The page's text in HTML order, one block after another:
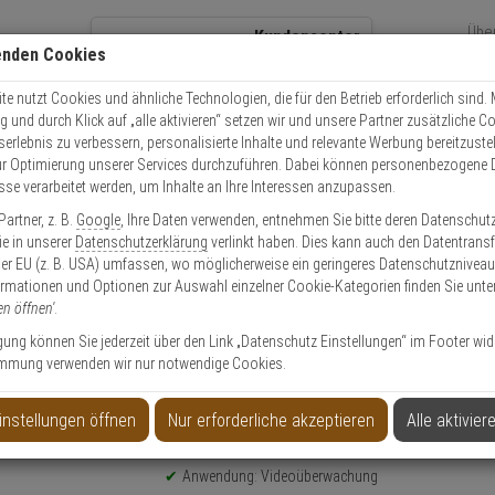
Kundencenter
Kontaktservice nutzen
Mo. - Do.: 8:00 - 16:30 Fr. 8:00 - 14:00 Uhr
Zutritt Einbruch
PFA137 Halterung
Produktinformationen
Halterung, Zubehörartikel
Anwendung: Videoüberwachung
Cookies
nutzt Cookies und ähnliche Technologien, die für den Betrieb erforderlich sind.
und durch Klick auf „alle aktivieren“ setzen wir und unsere Partner zusätzliche
zu verbessern, personalisierte Inhalte und relevante Werbung
Optimierung unserer Services durchzuführen. Dabei können personenbezogene
verarbeitet werden, um Inhalte an Ihre Interessen anzupassen.
z. B. Google , Ihre Daten verwenden, entnehmen Sie bitte deren
in unserer Datenschutzerklärung verlinkt haben. Dies kann auch den
EU (z. B. USA) umfassen, wo möglicherweise ein geringeres Datenschutzniveau
und Optionen zur Auswahl einzelner Cookie-Kategorien finden Sie
öffnen'.
können Sie jederzeit über den Link „Datenschutz Einstellungen“ im Footer
verwenden wir nur notwendige Cookies.
öffnen Nur erforderliche akzeptieren Alle